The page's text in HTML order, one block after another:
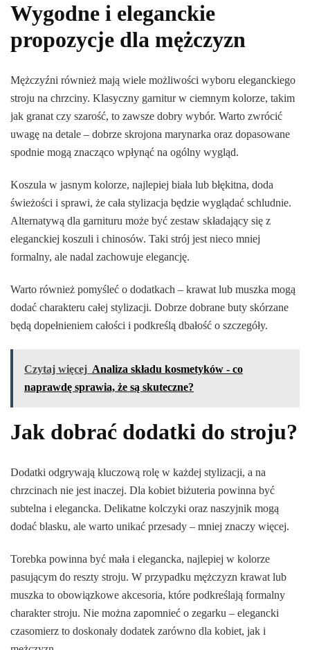
Wygodne i eleganckie
propozycje dla mężczyzn
Mężczyźni również mają wiele możliwości wyboru eleganckiego
stroju na chrzciny. Klasyczny garnitur w ciemnym kolorze, takim
jak granat czy szarość, to zawsze dobry wybór. Warto zwrócić
uwagę na detale – dobrze skrojona marynarka oraz dopasowane
spodnie mogą znacząco wpłynąć na ogólny wygląd.
Koszula w jasnym kolorze, najlepiej biała lub błękitna, doda
świeżości i sprawi, że cała stylizacja będzie wyglądać schludnie.
Alternatywą dla garnituru może być zestaw składający się z
eleganckiej koszuli i chinosów. Taki strój jest nieco mniej
formalny, ale nadal zachowuje elegancję.
Warto również pomyśleć o dodatkach – krawat lub muszka mogą
dodać charakteru całej stylizacji. Dobrze dobrane buty skórzane
będą dopełnieniem całości i podkreślą dbałość o szczegóły.
Czytaj więcej Analiza składu kosmetyków - co
naprawdę sprawia, że są skuteczne?
Jak dobrać dodatki do stroju?
Dodatki odgrywają kluczową rolę w każdej stylizacji, a na
chrzcinach nie jest inaczej. Dla kobiet biżuteria powinna być
subtelna i elegancka. Delikatne kolczyki oraz naszyjnik mogą
dodać blasku, ale warto unikać przesady – mniej znaczy więcej.
Torebka powinna być mała i elegancka, najlepiej w kolorze
pasującym do reszty stroju. W przypadku mężczyzn krawat lub
muszka to obowiązkowe akcesoria, które podkreślają formalny
charakter stroju. Nie można zapomnieć o zegarku – elegancki
czasomierz to doskonały dodatek zarówno dla kobiet, jak i